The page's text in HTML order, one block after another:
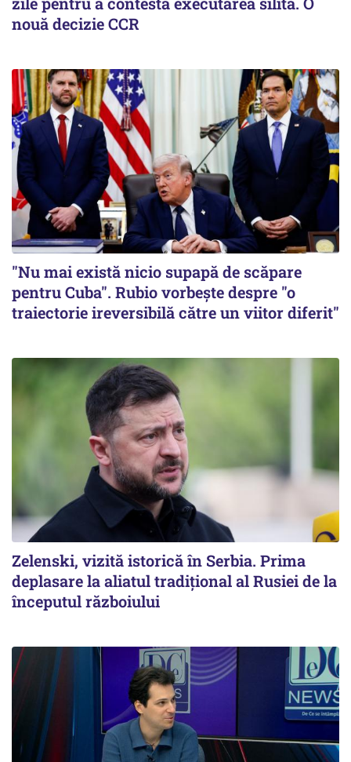
nouă decizie CCR
"Nu mai există nicio supapă de scăpare
pentru Cuba". Rubio vorbește despre "o
traiectorie ireversibilă către un viitor diferit"
Zelenski, vizită istorică în Serbia. Prima
deplasare la aliatul tradițional al Rusiei de la
începutul războiului